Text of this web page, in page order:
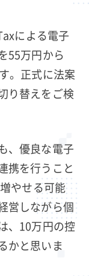
による電子
55万円から
。正式に法案
り替えをご検
、優良な電子
携を行うこと
やせる可能
営しながら個
、10万円の控
かと思いま